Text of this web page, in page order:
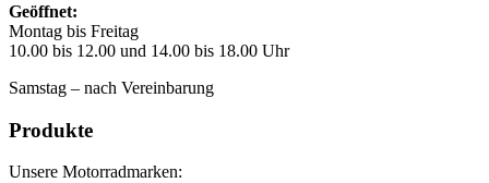
Geöffnet:
Montag bis Freitag
10.00 bis 12.00 und 14.00 bis 18.00 Uhr
Samstag – nach Vereinbarung
Produkte
Unsere Motorradmarken: